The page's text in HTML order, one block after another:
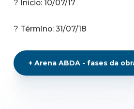
? Início: 10/07/17
? Término: 31/07/18
+Arena ABDA - fases da